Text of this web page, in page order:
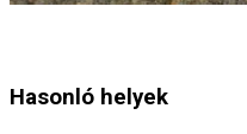
Hasonló helyek